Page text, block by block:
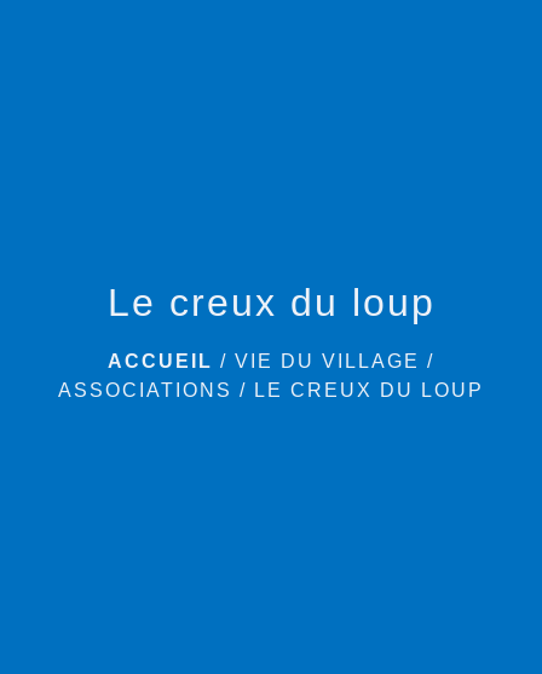
Le creux du loup
ACCUEIL / VIE DU VILLAGE /
ASSOCIATIONS / LE CREUX DU LOUP